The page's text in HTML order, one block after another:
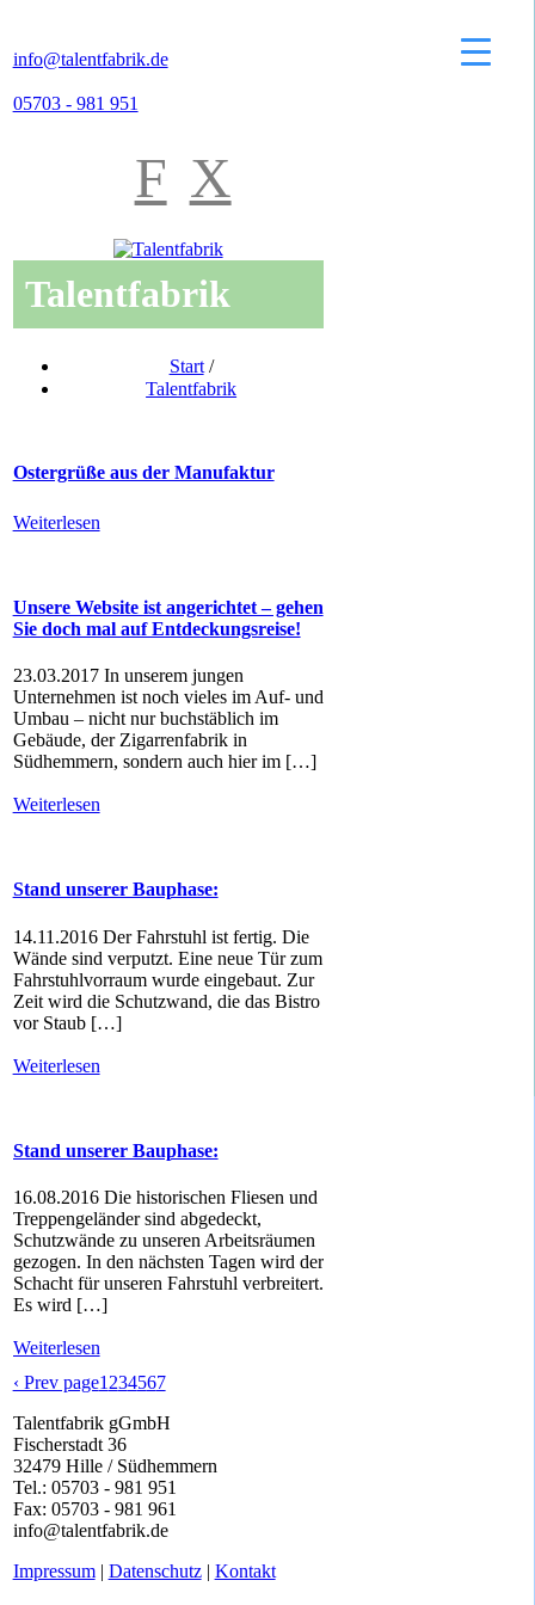
info@talentfabrik.de
05703 - 981 951
F X
Talentfabrik
Start /
Talentfabrik
Ostergrüße aus der Manufaktur
Weiterlesen
Unsere Website ist angerichtet – gehen
Sie doch mal auf Entdeckungsreise!
23.03.2017 In unserem jungen
Unternehmen ist noch vieles im Auf- und
Umbau – nicht nur buchstäblich im
Gebäude, der Zigarrenfabrik in
Südhemmern, sondern auch hier im […]
Weiterlesen
Stand unserer Bauphase:
14.11.2016 Der Fahrstuhl ist fertig. Die
Wände sind verputzt. Eine neue Tür zum
Fahrstuhlvorraum wurde eingebaut. Zur
Zeit wird die Schutzwand, die das Bistro
vor Staub […]
Weiterlesen
Stand unserer Bauphase:
16.08.2016 Die historischen Fliesen und
Treppengeländer sind abgedeckt,
Schutzwände zu unseren Arbeitsräumen
gezogen. In den nächsten Tagen wird der
Schacht für unseren Fahrstuhl verbreitert.
Es wird […]
Weiterlesen
‹ Prev page1 234567
Talentfabrik gGmbH
Fischerstadt 36
32479 Hille / Südhemmern
Tel.: 05703 - 981 951
Fax: 05703 - 981 961
info@talentfabrik.de
Impressum| Datenschutz| Kontakt